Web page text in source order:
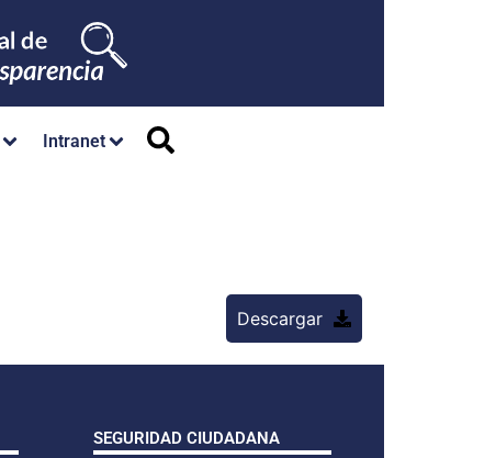
Intranet
Descargar
SEGURIDAD CIUDADANA